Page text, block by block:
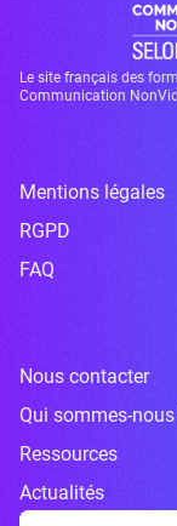
Le site français des
Communication
Mentions légales
RGPD
FAQ
Nous contacter
Qui sommes-nous
Ressources
Actualités